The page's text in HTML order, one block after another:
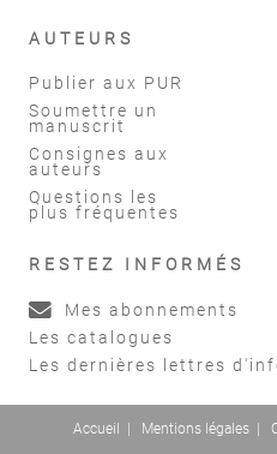
AUTEURS
Publier aux PUR
Soumettre un
manuscrit
Consignes aux
auteurs
Questions les
plus fréquentes
RESTEZ INFORMÉS
Mes abonnements
Les catalogues
Les dernières lettres
Accueil Mentions légales